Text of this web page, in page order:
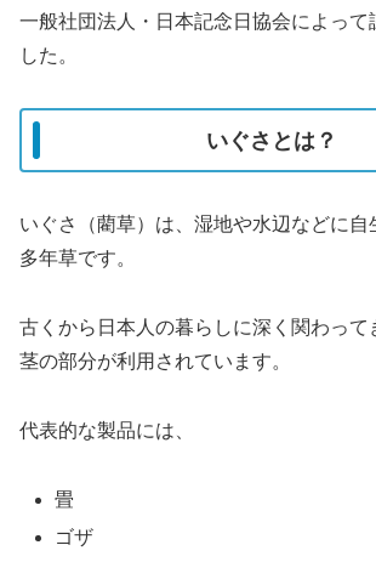
一般社団法人・日本記念日協会によって
した。
いぐさとは？
いぐさ（藺草）は、湿地や水辺などに自
多年草です。
古くから日本人の暮らしに深く関わって
茎の部分が利用されています。
代表的な製品には、
畳
ゴザ